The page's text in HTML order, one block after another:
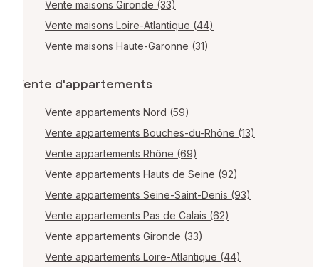
Vente maisons Gironde (33)
Vente maisons Loire-Atlantique (44)
Vente maisons Haute-Garonne (31)
Vente d'appartements
Vente appartements Nord (59)
Vente appartements Bouches-du-Rhône (13)
Vente appartements Rhône (69)
Vente appartements Hauts de Seine (92)
Vente appartements Seine-Saint-Denis (93)
Vente appartements Pas de Calais (62)
Vente appartements Gironde (33)
Vente appartements Loire-Atlantique (44)